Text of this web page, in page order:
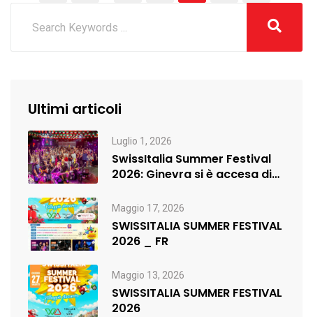
Ultimi articoli
Luglio 1, 2026
SwissItalia Summer Festival
2026: Ginevra si è accesa di
Maggio 17, 2026
SWISSITALIA SUMMER FESTIVAL
2026 _ FR
Maggio 13, 2026
SWISSITALIA SUMMER FESTIVAL
2026